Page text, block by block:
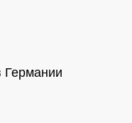
Германии